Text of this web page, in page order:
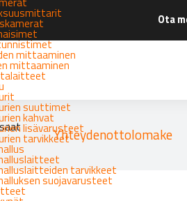
Ota
mittaaminen
mittaaminen
suuttimet
kahvat
lisävarusteet
tarvikkeet
tarvikkeet
suojavarusteet
Yhteydenottolomake